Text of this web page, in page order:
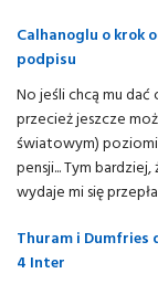
Calhanoglu o krok
podpisu
No jeśli chcą mu
przecież jeszcze
światowym)
pensji... Tym
wydaje mi się
Thuram i Dumfries
4 Inter